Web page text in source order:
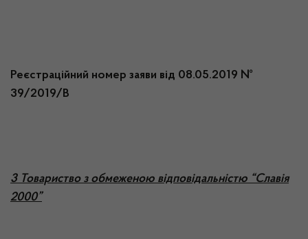
Реєстраційний номер заяви від 08.05.2019 №
39/2019/В
3 Товариство з обмеженою відповідальністю “Славія
2000”